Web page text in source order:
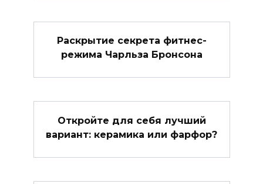
Раскрытие секрета фитнес-
режима Чарльза Бронсона
Откройте для себя лучший
вариант: керамика или фарфор?